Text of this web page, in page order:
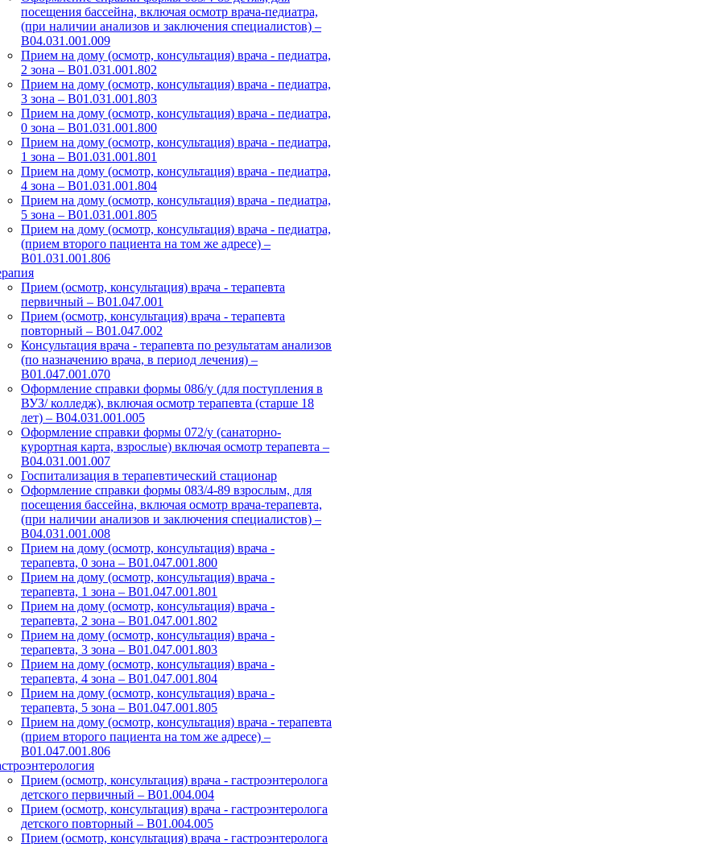
посещения бассейна, включая осмотр врача-педиатра,
(при наличии анализов и заключения специалистов) –
B04.031.001.009
Прием на дому (осмотр, консультация) врача - педиатра,
2 зона – B01.031.001.802
Прием на дому (осмотр, консультация) врача - педиатра,
3 зона – B01.031.001.803
Прием на дому (осмотр, консультация) врача - педиатра,
0 зона – B01.031.001.800
Прием на дому (осмотр, консультация) врача - педиатра,
1 зона – B01.031.001.801
Прием на дому (осмотр, консультация) врача - педиатра,
4 зона – B01.031.001.804
Прием на дому (осмотр, консультация) врача - педиатра,
5 зона – B01.031.001.805
Прием на дому (осмотр, консультация) врача - педиатра,
(прием второго пациента на том же адресе) –
B01.031.001.806
Прием (осмотр, консультация) врача - терапевта
первичный – B01.047.001
Прием (осмотр, консультация) врача - терапевта
повторный – В01.047.002
Консультация врача - терапевта по результатам анализов
(по назначению врача, в период лечения) –
B01.047.001.070
Оформление справки формы 086/у (для поступления в
ВУЗ/ колледж), включая осмотр терапевта (старше 18
лет) – B04.031.001.005
Оформление справки формы 072/у (санаторно-
курортная карта, взрослые) включая осмотр терапевта –
B04.031.001.007
Госпитализация в терапевтический стационар
Оформление справки формы 083/4-89 взрослым, для
посещения бассейна, включая осмотр врача-терапевта,
(при наличии анализов и заключения специалистов) –
B04.031.001.008
Прием на дому (осмотр, консультация) врача -
терапевта, 0 зона – В01.047.001.800
Прием на дому (осмотр, консультация) врача -
терапевта, 1 зона – В01.047.001.801
Прием на дому (осмотр, консультация) врача -
терапевта, 2 зона – В01.047.001.802
Прием на дому (осмотр, консультация) врача -
терапевта, 3 зона – В01.047.001.803
Прием на дому (осмотр, консультация) врача -
терапевта, 4 зона – В01.047.001.804
Прием на дому (осмотр, консультация) врача -
терапевта, 5 зона – В01.047.001.805
Прием на дому (осмотр, консультация) врача - терапевта
(прием второго пациента на том же адресе) –
В01.047.001.806
Прием (осмотр, консультация) врача - гастроэнтеролога
детского первичный – B01.004.004
Прием (осмотр, консультация) врача - гастроэнтеролога
детского повторный – B01.004.005
Прием (осмотр, консультация) врача - гастроэнтеролога